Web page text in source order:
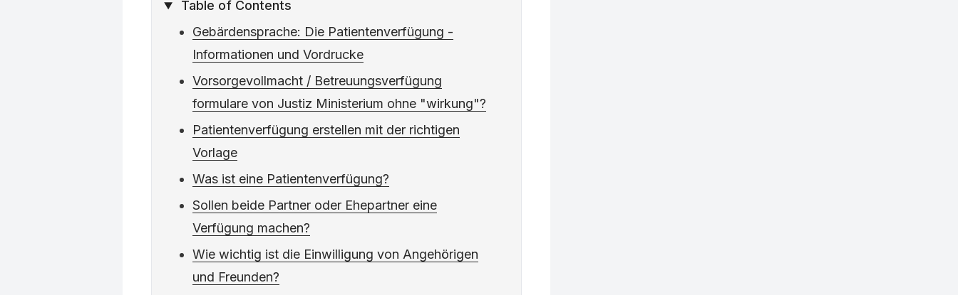
Table of Contents
Gebärdensprache: Die Patientenverfügung -
Informationen und Vordrucke
Vorsorgevollmacht / Betreuungsverfügung
formulare von Justiz Ministerium ohne "wirkung"?
Patientenverfügung erstellen mit der richtigen
Vorlage
Was ist eine Patientenverfügung?
Sollen beide Partner oder Ehepartner eine
Verfügung machen?
Wie wichtig ist die Einwilligung von Angehörigen
und Freunden?